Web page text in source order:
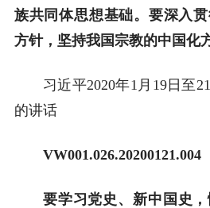
族共同体思想基础。要深入
方针，坚持我国宗教的中国化
习近平2020年1月19日至
的讲话
VW001.026.20200121.004
要学习党史、新中国史